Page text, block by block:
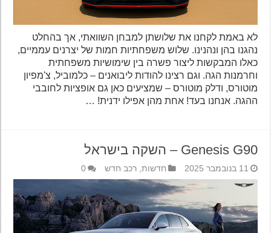
לא באמת לקחנו את שלושתן למבחן השוואתי, אך בהחלט
נהגנו בהן ונהנינו. שלוש משפחתיות חמות של יצרנים עממיים,
כאלו המבקשות ליצור פשרה בין שימושיות משפחתית
וחרמנות הגה. וגם רצינו להודות ליבואנים – כלמוביל, צ'מפיון
מוטורס, ודלק מוטורס – שמציעים כאן גם אופציות לחובבי
ההגה. אנחנו בעד! אחת מהן אפילו ידנית! …
Genesis G90 – השקה בישראל
11 בנובמבר 2025 חדשות,רכב חדש 0